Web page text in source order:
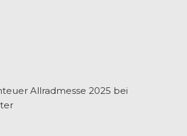
Allradmesse 2025 bei